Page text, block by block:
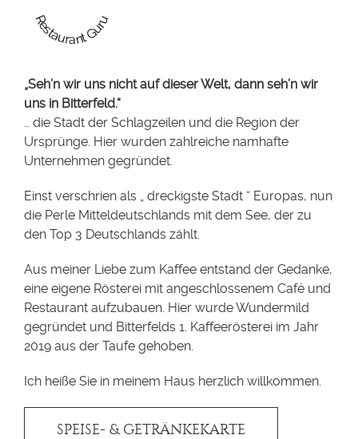
Restaurant Guru
„Seh’n wir uns nicht auf dieser Welt, dann seh’n wir
uns in Bitterfeld.“
… die Stadt der Schlagzeilen und die Region der
Ursprünge. Hier wurden zahlreiche namhafte
Unternehmen gegründet.
Einst verschrien als „ dreckigste Stadt “ Europas, nun
die Perle Mitteldeutschlands mit dem See, der zu
den Top 3 Deutschlands zählt.
Aus meiner Liebe zum Kaffee entstand der Gedanke,
eine eigene Rösterei mit angeschlossenem Café und
Restaurant aufzubauen. Hier wurde Wundermild
gegründet und Bitterfelds 1. Kaffeerösterei im Jahr
2019 aus der Taufe gehoben.
Ich heiße Sie in meinem Haus herzlich willkommen.
SPEISE- & GETRÄNKEKARTE